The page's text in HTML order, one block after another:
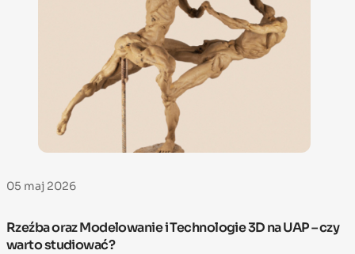
05 maj 2026
Rzeźba oraz Modelowanie i Technologie 3D na UAP – czy
warto studiować?